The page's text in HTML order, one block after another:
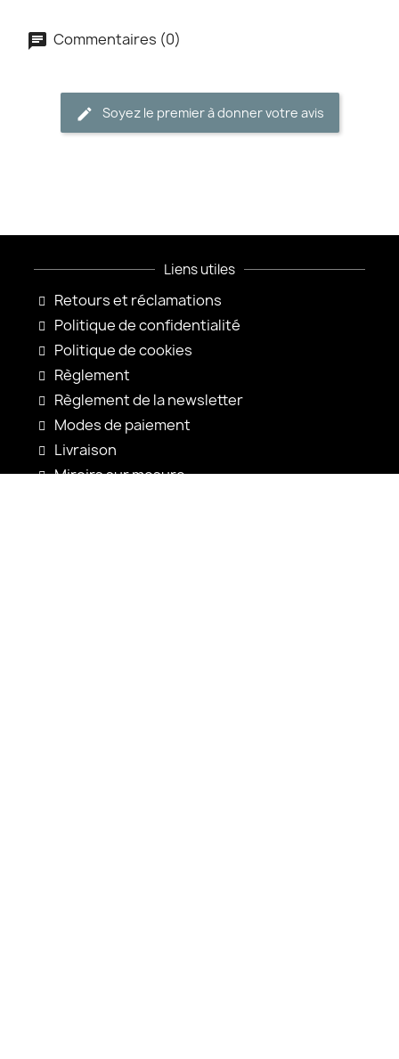
Commentaires (0)
Soyez le premier à donner votre avis
Liens utiles
Retours et réclamations
Politique de confidentialité
Politique de cookies
Règlement
Règlement de la newsletter
Modes de paiement
Livraison
Miroirs sur mesure